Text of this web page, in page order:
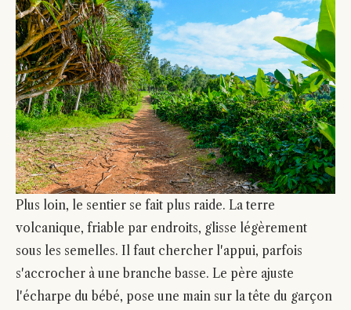
Plus loin, le sentier se fait plus raide. La terre
volcanique, friable par endroits, glisse légèrement
sous les semelles. Il faut chercher l'appui, parfois
s'accrocher à une branche basse. Le père ajuste
l'écharpe du bébé, pose une main sur la tête du garçon